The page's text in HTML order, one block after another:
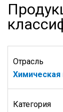
Отрасль
Категория